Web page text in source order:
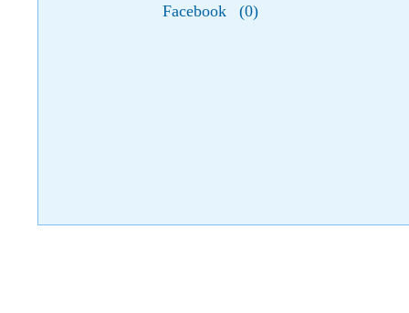
Facebook (0)